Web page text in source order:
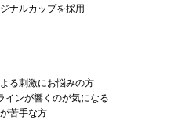
ナルカップを採用
る刺激にお悩みの方
インが響くのが気になる
苦手な方